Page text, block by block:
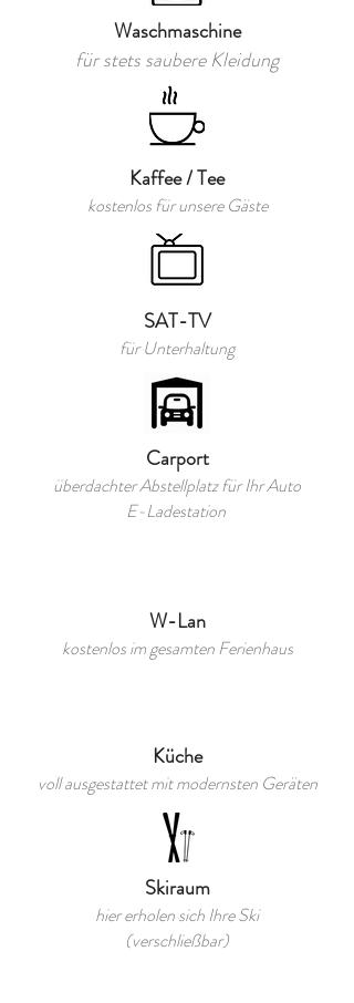
Waschmaschine
für stets saubere Kleidung
Kaffee / Tee
kostenlos für unsere Gäste
SAT-TV
für Unterhaltung
Carport
überdachter Abstellplatz für Ihr Auto
E-Ladestation
W-Lan
kostenlos im gesamten Ferienhaus
Küche
voll ausgestattet mit modernsten Geräten
Skiraum
hier erholen sich Ihre Ski
(verschließbar)